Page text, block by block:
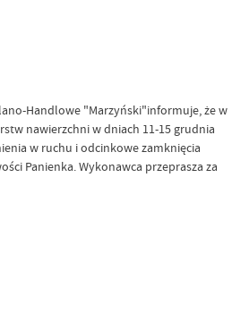
Handlowe "Marzyński"informuje, że w
nawierzchni w dniach 11-15 grudnia
w ruchu i odcinkowe zamknięcia
Panienka. Wykonawca przeprasza za